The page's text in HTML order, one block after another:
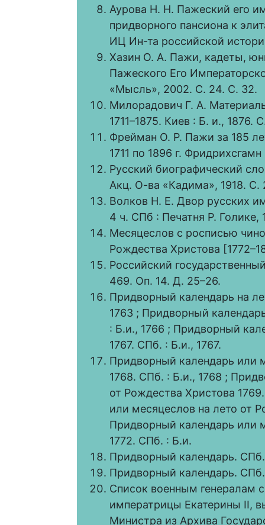
Аурова Н. Н. Пажеский его
придворного пансиона к
ИЦ Ин-та российской
Хазин О. А. Пажи, кадеты,
Пажеского Его
«Мысль», 2002. С. 24. С. 32.
Милорадович Г. А.
1711–1875. Киев : Б. и., 1876.
Фрейман О. Р. Пажи за 185
1711 по 1896 г.
Русский биографический
Акц. О-ва «Кадима», 1918. С.
Волков Н. Е. Двор русских
4 ч. СПб : Печатня Р. Голике,
Месяцеслов с росписью
Рождества Христова
Российский
469. Оп. 14. Д. 25–26.
Придворный календарь на
1763 ; Придворный
: Б.и., 1766 ; Придворный
1767. СПб. : Б.и., 1767.
Придворный календарь или
1768. СПб. : Б.и., 1768 ;
от Рождества Христова
или месяцеслов на лето от
Придворный календарь или
1772. СПб. : Б.и.
Придворный календарь.
Придворный календарь.
Список военным генералам
императрицы Екатерины II,
Министра из Архива